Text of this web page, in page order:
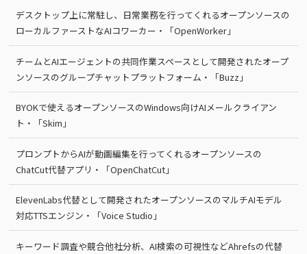
デスクトップ上に常駐し、日常業務を行ってくれるオープンソースの
ローカルファーストなAIコワーカー・「OpenWorker」
チームとAIエージェントの共同作業スペースとして開発されたオープ
ンソースのグループチャットプラットフォーム・「Buzz」
BYOKで使えるオープンソースのWindows向けAIメールクライアン
ト・「Skim」
プロンプトからAIが動画編集を行ってくれるオープンソースの
ChatCut代替アプリ・「OpenChatCut」
ElevenLabs代替として開発されたオープンソースのマルチAIモデル
対応TTSエンジン・「Voice Studio」
キーワード調査や競合他社分析、AI検索の可視性などAhrefsの代替